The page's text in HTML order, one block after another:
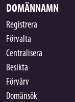
DOMÄNNAMN
Registrera
Förvalta
Centralisera
Besikta
Förvärv
Domänsök